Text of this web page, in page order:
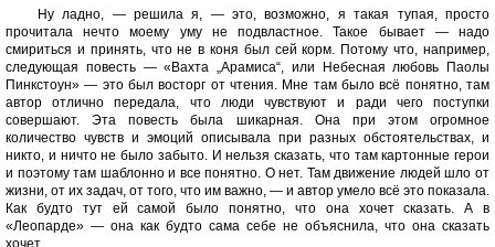
Ну ладно, — решила я, — это, возможно, я такая тупая, просто
прочитала нечто моему уму не подвластное. Такое бывает — надо
смириться и принять, что не в коня был сей корм. Потому что, например,
следующая повесть — «Вахта „Арамиса“, или Небесная любовь Паолы
Пинкстоун» — это был восторг от чтения. Мне там было всё понятно, там
автор отлично передала, что люди чувствуют и ради чего поступки
совершают. Эта повесть была шикарная. Она при этом огромное
количество чувств и эмоций описывала при разных обстоятельствах, и
никто, и ничто не было забыто. И нельзя сказать, что там картонные герои
и поэтому там шаблонно и все понятно. О нет. Там движение людей шло от
жизни, от их задач, от того, что им важно, — и автор умело всё это показала.
Как будто тут ей самой было понятно, что она хочет сказать. А в
«Леопарде» — она как будто сама себе не объяснила, что она сказать
хочет.